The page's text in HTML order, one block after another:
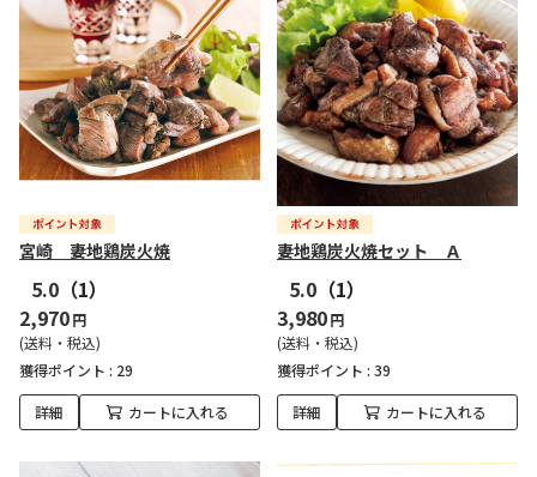
宮崎 妻地鶏炭火焼
5.0 （1）
2,970円
(送料・税込)
獲得ポイント : 29
詳細 カートに入れる
妻地鶏炭火焼セット Ａ
5.0 （1）
3,980円
(送料・税込)
獲得ポイント : 39
詳細 カートに入れる